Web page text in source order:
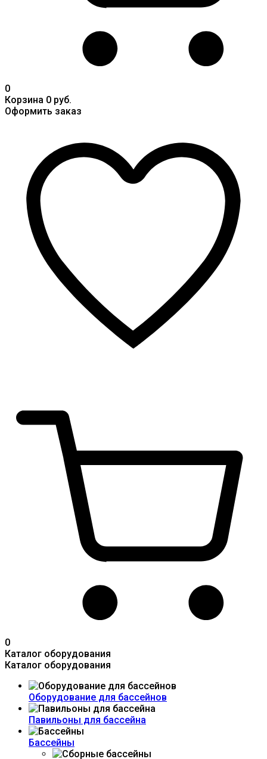
0
Корзина 0 руб.
Оформить заказ
0
Каталог оборудования
Каталог оборудования
Оборудование для бассейнов
Павильоны для бассейна
Бассейны